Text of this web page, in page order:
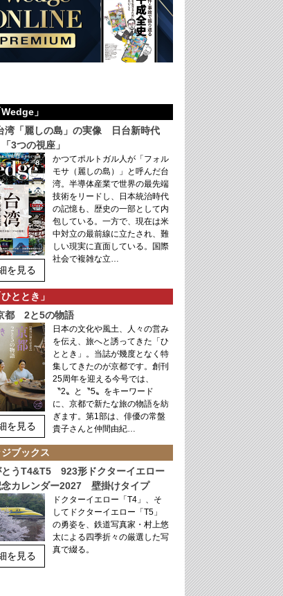
」
湾「麗しの島」の実像 日台新時代
3つの視座」
を見る
かつてポルトガル人が「フォル
モサ（麗しの島）」と呼んだ台
湾。半導体産業で世界の最先端
技術をリードし、日本統治時代
の記憶も、歴史の一部として内
包している。一方で、現在は米
中対立の最前線に立たされ、難
しい現実に直面している。国際
社会で複雑な立…
ととき」
都 2と5の物語
を見る
日本の文化や風土、人々の営み
を伝え、旅へと誘ってきた「ひ
ととき」。当誌が幾度となく特
集してきたのが京都です。創刊
25周年を迎える今号では、
〝2〟と〝5〟をキーワード
に、京都で新たな旅の物語を紡
ぎます。第1部は、俳優の常盤
貴子さんと仲間由紀…
ブックス
とうT4&T5 923形ドクターイエロー
念カレンダー2027 壁掛けタイプ
を見る
ドクターイエロー「T4」、そ
してドクターイエロー「T5」
の勇姿を、鉄道写真家・村上悠
太による四季折々の厳選した写
真で綴る。